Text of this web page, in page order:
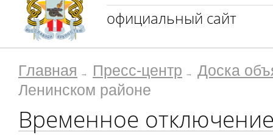
официальный сайт
Главная Пресс-центр
Доска
Ленинском районе
Временное